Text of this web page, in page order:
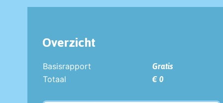
Overzicht
Basisrapport
Gratis
Totaal
€ 0